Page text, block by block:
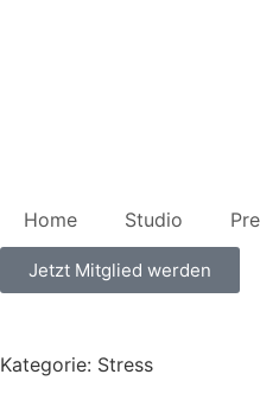
Home Studio
Jetzt Mitglied werden
Kategorie: Stress